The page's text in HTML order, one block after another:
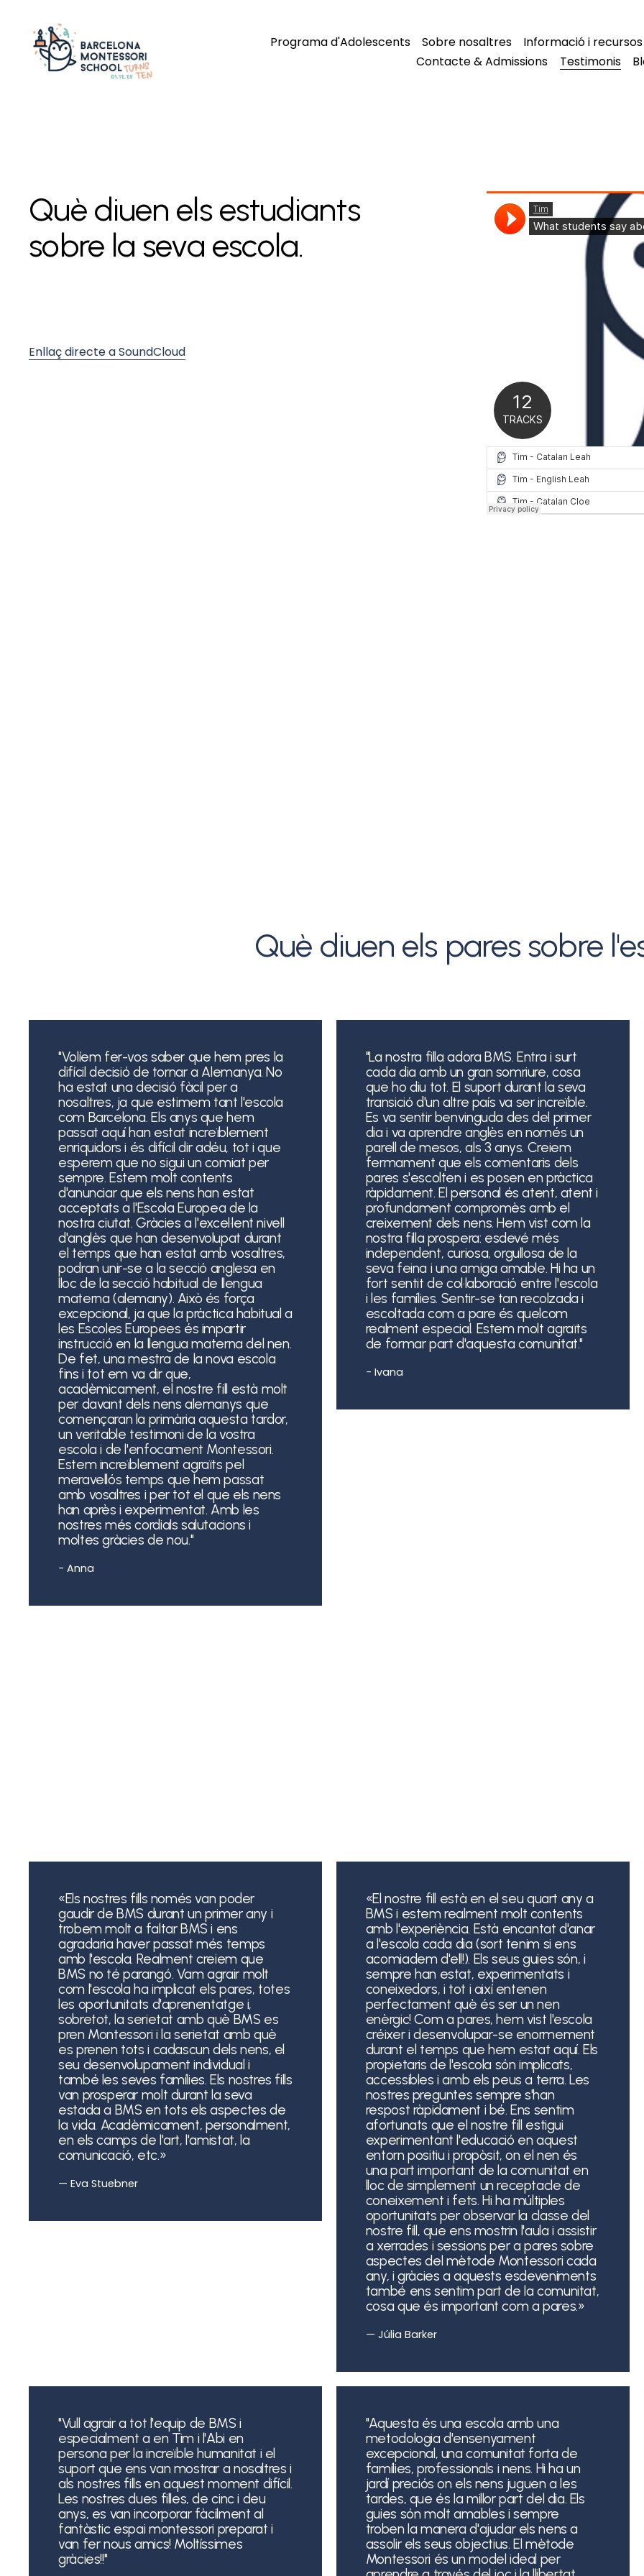
Programa d'Adolescents Sobre nosaltres
Informació i
Contacte & Admissions
Testimonis
Què diuen els estudiants
sobre la seva escola.
Enllaç directe a SoundCloud
Què diuen els pares sobre
"Volíem fer-vos saber que hem pres la
difícil decisió de tornar a Alemanya. No
ha estat una decisió fàcil per a
nosaltres, ja que estimem tant l'escola
com Barcelona. Els anys que hem
passat aquí han estat increïblement
enriquidors i és difícil dir adéu, tot i que
esperem que no sigui un comiat per
sempre. Estem molt contents
d'anunciar que els nens han estat
acceptats a l'Escola Europea de la
nostra ciutat. Gràcies a l'excel·lent nivell
d'anglès que han desenvolupat durant
el temps que han estat amb vosaltres,
podran unir-se a la secció anglesa en
lloc de la secció habitual de llengua
materna (alemany). Això és força
excepcional, ja que la pràctica habitual a
les Escoles Europees és impartir
instrucció en la llengua materna del nen.
De fet, una mestra de la nova escola
fins i tot em va dir que,
acadèmicament, el nostre fill està molt
per davant dels nens alemanys que
començaran la primària aquesta tardor,
un veritable testimoni de la vostra
escola i de l'enfocament Montessori.
Estem increïblement agraïts pel
meravellós temps que hem passat
amb vosaltres i per tot el que els nens
han après i experimentat. Amb les
nostres més cordials salutacions i
moltes gràcies de nou."
- Anna
"La nostra filla adora BMS. Entra i surt
cada dia amb un gran somriure, cosa
que ho diu tot. El suport durant la seva
transició d'un altre país va ser increïble.
Es va sentir benvinguda des del primer
dia i va aprendre anglès en només un
parell de mesos, als 3 anys. Creiem
fermament que els comentaris dels
pares s'escolten i es posen en pràctica
ràpidament. El personal és atent, atent i
profundament compromès amb el
creixement dels nens. Hem vist com la
nostra filla prospera: esdevé més
independent, curiosa, orgullosa de la
seva feina i una amiga amable. Hi ha un
fort sentit de col·laboració entre l'escola
i les famílies. Sentir-se tan recolzada i
escoltada com a pare és quelcom
realment especial. Estem molt agraïts
de formar part d'aquesta comunitat."
- Ivana
«Els nostres fills només van poder
gaudir de BMS durant un primer any i
trobem molt a faltar BMS i ens
agradaria haver passat més temps
amb l'escola. Realment creiem que
BMS no té parangó. Vam agrair molt
com l'escola ha implicat els pares, totes
les oportunitats d'aprenentatge i,
sobretot, la serietat amb què BMS es
pren Montessori i la serietat amb què
es prenen tots i cadascun dels nens, el
seu desenvolupament individual i
també les seves famílies. Els nostres fills
van prosperar molt durant la seva
estada a BMS en tots els aspectes de
la vida. Acadèmicament, personalment,
en els camps de l'art, l'amistat, la
comunicació, etc.»
— Eva Stuebner
«El nostre fill està en el seu quart any a
BMS i estem realment molt contents
amb l'experiència. Està encantat d'anar
a l'escola cada dia (sort tenim si ens
acomiadem d'ell!). Els seus guies són, i
sempre han estat, experimentats i
coneixedors, i tot i així entenen
perfectament què és ser un nen
enèrgic! Com a pares, hem vist l'escola
créixer i desenvolupar-se enormement
durant el temps que hem estat aquí. Els
propietaris de l'escola són implicats,
accessibles i amb els peus a terra. Les
nostres preguntes sempre s'han
respost ràpidament i bé. Ens sentim
afortunats que el nostre fill estigui
experimentant l'educació en aquest
entorn positiu i propòsit, on el nen és
una part important de la comunitat en
lloc de simplement un receptacle de
coneixement i fets. Hi ha múltiples
oportunitats per observar la classe del
nostre fill, que ens mostrin l'aula i assistir
a xerrades i sessions per a pares sobre
aspectes del mètode Montessori cada
any, i gràcies a aquests esdeveniments
també ens sentim part de la comunitat,
cosa que és important com a pares.»
— Júlia Barker
"Vull agrair a tot l'equip de BMS i
especialment a en Tim i l'Abi en
persona per la increïble humanitat i el
suport que ens van mostrar a nosaltres i
als nostres fills en aquest moment difícil.
Les nostres dues filles, de cinc i deu
anys, es van incorporar fàcilment al
fantàstic espai montessori preparat i
van fer nous amics! Moltíssimes
gràcies!!"
"Aquesta és una escola amb una
metodologia d'ensenyament
excepcional, una comunitat forta de
famílies, professionals i nens. Hi ha un
jardí preciós on els nens juguen a les
tardes, que és la millor part del dia. Els
guies són molt amables i sempre
troben la manera d'ajudar els nens a
assolir els seus objectius. El mètode
Montessori és un model ideal per